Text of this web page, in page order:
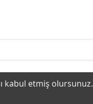
kabul etmiş olursunuz.